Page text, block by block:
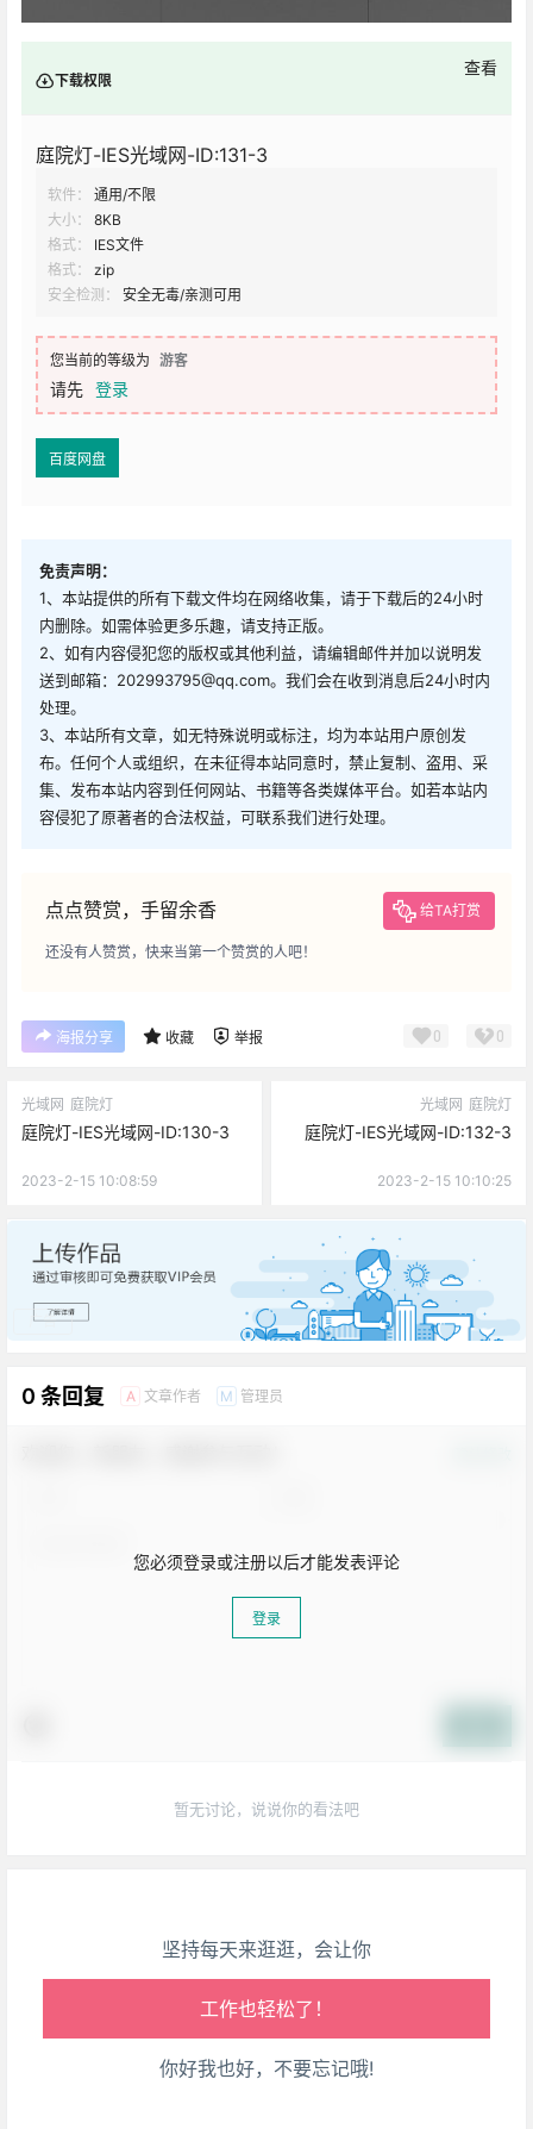
下载权限
查看
庭院灯-IES光域网-ID:131-3
软件：
通用/不限
大小：
8KB
格式：
IES文件
格式：
zip
安全检测：
安全无毒/亲测可用
您当前的等级为 游客
请先 登录
百度网盘
免责声明：
1、本站提供的所有下载文件均在网络收集，请于下载后的24小时
内删除。如需体验更多乐趣，请支持正版。
2、如有内容侵犯您的版权或其他利益，请编辑邮件并加以说明发
送到邮箱：202993795@qq.com。我们会在收到消息后24小时内
处理。
3、本站所有文章，如无特殊说明或标注，均为本站用户原创发
布。任何个人或组织，在未征得本站同意时，禁止复制、盗用、采
集、发布本站内容到任何网站、书籍等各类媒体平台。如若本站内
容侵犯了原著者的合法权益，可联系我们进行处理。
点点赞赏，手留余香 给TA打赏
还没有人赞赏，快来当第一个赞赏的人吧！
海报分享 收藏 举报 0 0
光域网 庭院灯
庭院灯-IES光域网-ID:130-3
2023-2-15 10:08:59
光域网 庭院灯
庭院灯-IES光域网-ID:132-3
2023-2-15 10:10:25
广告
0 条回复 A 文章作者 M 管理员
您必须登录或注册以后才能发表评论
登录
暂无讨论，说说你的看法吧
坚持每天来逛逛，会让你
心情也舒畅了！
你好我也好，不要忘记哦!